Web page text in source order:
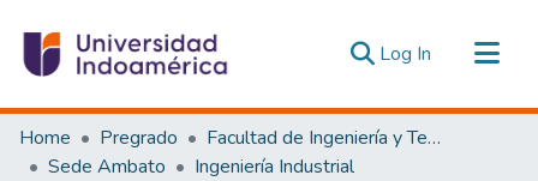
Log In (current)
Communities & Collections
All of DSpace
Home Pregrado
Facultad de Ingeniería y Tecnologías de la Información y la Comunicación
Sede Ambato
Ingeniería Industrial